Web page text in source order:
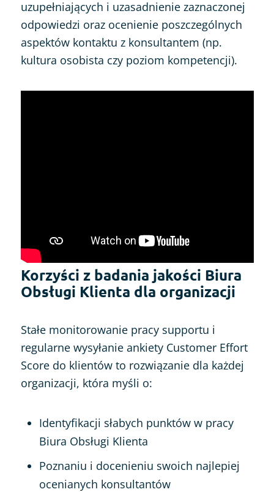
uzupełniających i uzasadnienie zaznaczonej
odpowiedzi oraz ocenienie poszczególnych
aspektów kontaktu z konsultantem (np.
kultura osobista czy poziom kompetencji).
Korzyści z badania jakości Biura
Obsługi Klienta dla organizacji
Stałe monitorowanie pracy supportu i
regularne wysyłanie ankiety Customer Effort
Score do klientów to rozwiązanie dla każdej
organizacji, która myśli o:
Identyfikacji słabych punktów w pracy
Biura Obsługi Klienta
Poznaniu i docenieniu swoich najlepiej
ocenianych konsultantów